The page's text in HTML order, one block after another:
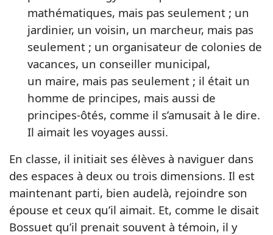
mathématiques, mais pas seulement ; un
jardinier, un voisin, un marcheur, mais pas
seulement ; un organisateur de colonies de
vacances, un conseiller municipal,
un maire, mais pas seulement ; il était un
homme de principes, mais aussi de
principes-ôtés, comme il s’amusait à le dire.
Il aimait les voyages aussi.
En classe, il initiait ses élèves à naviguer dans
des espaces à deux ou trois dimensions. Il est
maintenant parti, bien audelà, rejoindre son
épouse et ceux qu’il aimait. Et, comme le disait
Bossuet qu’il prenait souvent à témoin, il y